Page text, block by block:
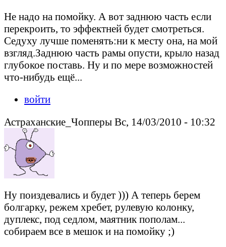
Не надо на помойку. А вот заднюю часть если
перекроить, то эффектней будет смотреться.
Седуху лучше поменять:ни к месту она, на мой
взгляд.Заднюю часть рамы опусти, крыло назад
глубокое поставь. Ну и по мере возможностей
что-нибудь ещё...
войти
Астраханские_Чопперы Вс, 14/03/2010 - 10:32
Ну поиздевались и будет ))) А теперь берем
болгарку, режем хребет, рулевую колонку,
дуплекс, под седлом, маятник пополам...
собираем все в мешок и на помойку ;)